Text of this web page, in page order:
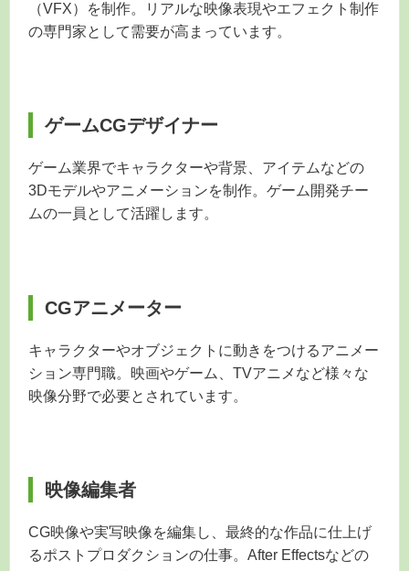
（VFX）を制作。リアルな映像表現やエフェクト制作
の専門家として需要が高まっています。
ゲームCGデザイナー
ゲーム業界でキャラクターや背景、アイテムなどの
3Dモデルやアニメーションを制作。ゲーム開発チー
ムの一員として活躍します。
CGアニメーター
キャラクターやオブジェクトに動きをつけるアニメー
ション専門職。映画やゲーム、TVアニメなど様々な
映像分野で必要とされています。
映像編集者
CG映像や実写映像を編集し、最終的な作品に仕上げ
るポストプロダクションの仕事。After Effectsなどの